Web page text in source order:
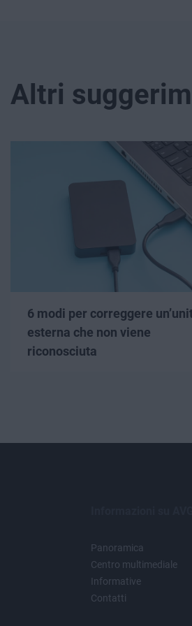
Altri
6 modi per correggere
esterna che non viene
riconosciuta
Panoramica
Centro multimediale
Informative
Contatti